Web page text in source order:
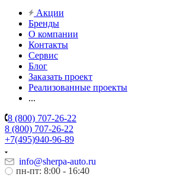
Акции
Бренды
О компании
Контакты
Сервис
Блог
Заказать проект
Реализованные проекты
...
8 (800) 707-26-22
8 (800) 707-26-22
+7(495)940-96-89
info@sherpa-auto.ru
пн-пт: 8:00 - 16:40